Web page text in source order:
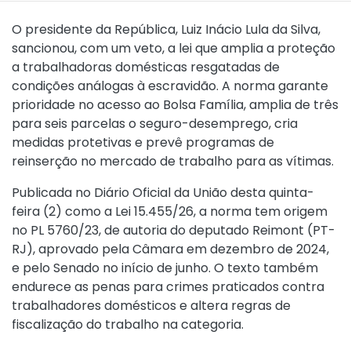
O presidente da República, Luiz Inácio Lula da Silva,
sancionou, com um veto, a lei que amplia a proteção
a trabalhadoras domésticas resgatadas de
condições análogas à escravidão. A norma garante
prioridade no acesso ao Bolsa Família, amplia de três
para seis parcelas o seguro-desemprego, cria
medidas protetivas e prevê programas de
reinserção no mercado de trabalho para as vítimas.
Publicada no Diário Oficial da União desta quinta-
feira (2) como a Lei 15.455/26, a norma tem origem
no PL 5760/23, de autoria do deputado Reimont (PT-
RJ), aprovado pela Câmara em dezembro de 2024,
e pelo Senado no início de junho. O texto também
endurece as penas para crimes praticados contra
trabalhadores domésticos e altera regras de
fiscalização do trabalho na categoria.